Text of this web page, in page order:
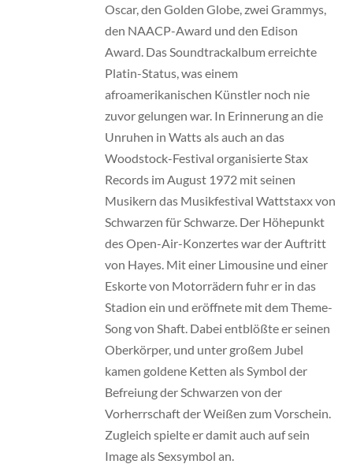
Oscar, den Golden Globe, zwei Grammys,
den NAACP-Award und den Edison
Award. Das Soundtrackalbum erreichte
Platin-Status, was einem
afroamerikanischen Künstler noch nie
zuvor gelungen war. In Erinnerung an die
Unruhen in Watts als auch an das
Woodstock-Festival organisierte Stax
Records im August 1972 mit seinen
Musikern das Musikfestival Wattstaxxvon
Schwarzen für Schwarze. Der Höhepunkt
des Open-Air-Konzertes war der Auftritt
von Hayes. Mit einer Limousine und einer
Eskorte von Motorrädern fuhr er in das
Stadion ein und eröffnete mit dem Theme-
Song von Shaft. Dabei entblößte er seinen
Oberkörper, und unter großem Jubel
kamen goldene Ketten als Symbol der
Befreiung der Schwarzen von der
Vorherrschaft der Weißen zum Vorschein.
Zugleich spielte er damit auch auf sein
Image als Sexsymbol an.